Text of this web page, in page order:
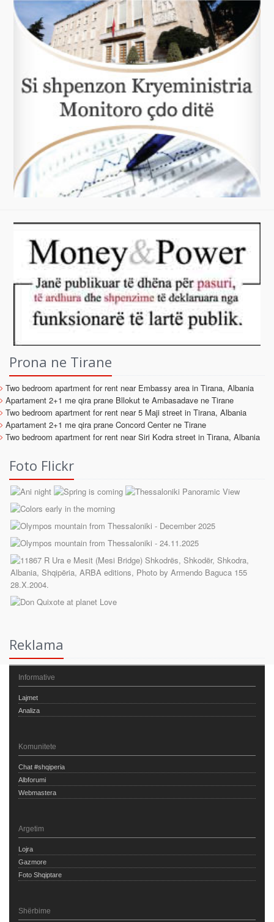
Prona ne Tirane
Two bedroom apartment for rent near Embassy area in Tirana, Albania
Apartament 2+1 me qira prane Bllokut te Ambasadave ne Tirane
Two bedroom apartment for rent near 5 Maji street in Tirana, Albania
Apartament 2+1 me qira prane Concord Center ne Tirane
Two bedroom apartment for rent near Siri Kodra street in Tirana, Albania
Foto Flickr
Reklama
Informative
Lajmet
Analiza
Komunitete
Chat #shqiperia
Albforumi
Webmastera
Argetim
Lojra
Gazmore
Foto Shqiptare
Shërbime